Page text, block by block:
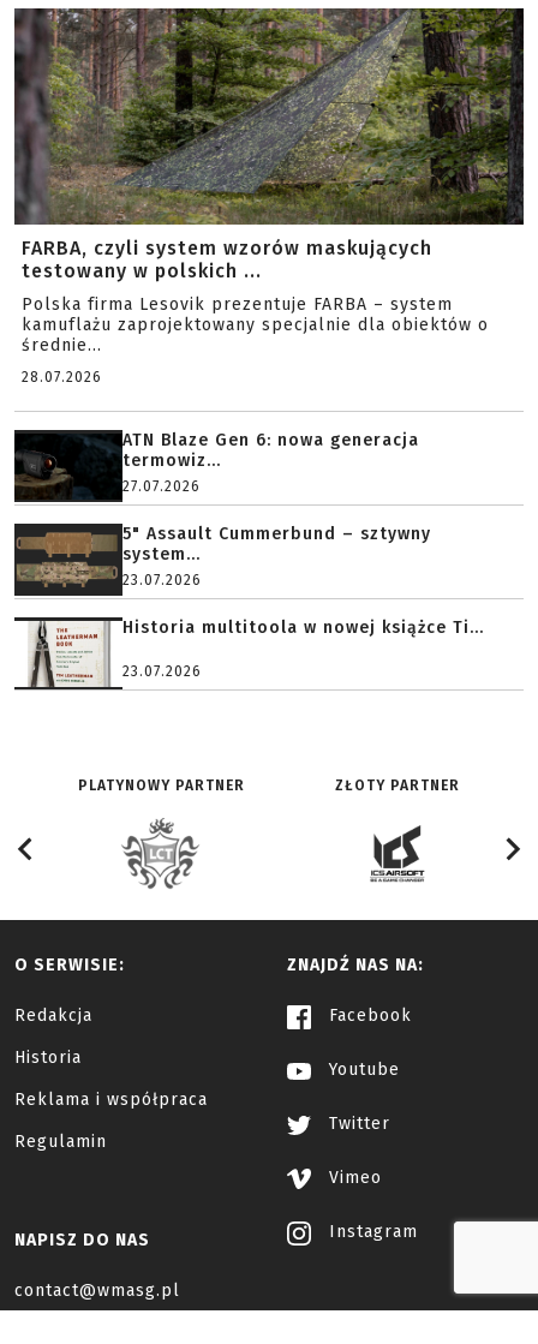
FARBA, czyli system wzorów maskujących
testowany w polskich ...
Polska firma Lesovik prezentuje FARBA – system
kamuflażu zaprojektowany specjalnie dla obiektów o
średnie...
28.07.2026
ATN Blaze Gen 6: nowa generacja
termowiz...
27.07.2026
5" Assault Cummerbund – sztywny
system...
23.07.2026
Historia multitoola w nowej książce Ti...
23.07.2026
PLATYNOWY PARTNER ZŁOTY PARTNER
O SERWISIE:
Redakcja
Historia
Reklama i współpraca
Regulamin
ZNAJDŹ NAS NA:
Facebook
Youtube
Twitter
Vimeo
Instagram
NAPISZ DO NAS
contact@wmasg.pl